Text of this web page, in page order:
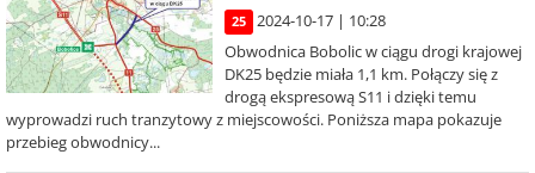
25
2024-10-17 | 10:28
Obwodnica Bobolic w ciągu drogi krajowej
DK25 będzie miała 1,1 km. Połączy się z
drogą ekspresową S11 i dzięki temu
wyprowadzi ruch tranzytowy z miejscowości. Poniższa mapa pokazuje
przebieg obwodnicy...